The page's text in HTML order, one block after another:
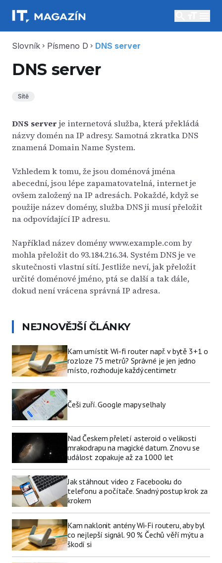
Slovník chevron_right Písmeno D chevron_right DNS server
DNS server
Sítě
DNS server je internetová služba, která překládá
názvy domén na IP adresy. Samotná zkratka DNS
znamená Domain Name System.
Vzhledem k tomu, že jsou doménová jména
abecední, jsou lépe zapamatovatelná, internet je
ovšem založený na IP adresách. Pokaždé, když se
použije název domény, služba DNS ji musí přeložit
na odpovídající IP adresu.
Například název domény www.example.com by
mohla přeložit do 93.184.216.34. Systém DNS je ve
skutečnosti vlastní sítí. Jestliže neví, jak přeložit
určité doménové jméno, ptá se další a tak dále,
dokud není vrácena správná IP adresa.
NEJNOVĚJŠÍ ČLÁNKY
Kam umístit Wi-fi router např. v bytě 3+1 o
rozloze 75 metrů? Správné je jen jedno
místo, rozhoduje každý centimetr
Češi zuří. Google mapy selhaly
Nad Českem přeletí asteroid o velikosti
mrakodrapu na magické datum. Znovu se
událost zopakuje až za 1000 let
Jak stáhnout video z Facebooku do
telefonu a počítače. Snadný postup krok za
krokem
Kam naklonit antény Wi-Fi routeru, aby byl
co nejlepší signál. 90 % Čechů věří mýtu a
škodí si